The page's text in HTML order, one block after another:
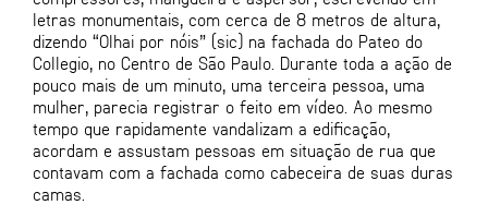
letras monumentais, com cerca de 8 metros de altura,
dizendo “Olhai por nóis” (sic) na fachada do Pateo do
Collegio, no Centro de São Paulo. Durante toda a ação de
pouco mais de um minuto, uma terceira pessoa, uma
mulher, parecia registrar o feito em vídeo. Ao mesmo
tempo que rapidamente vandalizam a edificação,
acordam e assustam pessoas em situação de rua que
contavam com a fachada como cabeceira de suas duras
camas.